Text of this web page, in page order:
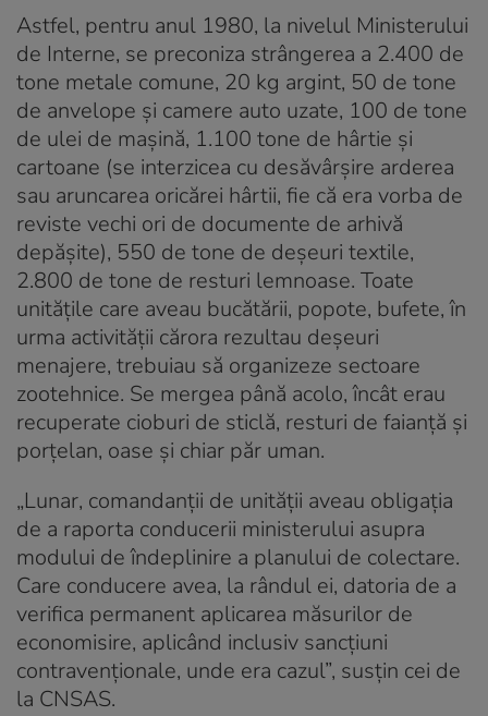
Astfel, pentru anul 1980, la nivelul Ministerului
de Interne, se preconiza strângerea a 2.400 de
tone metale comune, 20 kg argint, 50 de tone
de anvelope şi camere auto uzate, 100 de tone
de ulei de maşină, 1.100 tone de hârtie şi
cartoane (se interzicea cu desăvârşire arderea
sau aruncarea oricărei hârtii, fie că era vorba de
reviste vechi ori de documente de arhivă
depăşite), 550 de tone de deşeuri textile,
2.800 de tone de resturi lemnoase. Toate
unităţile care aveau bucătării, popote, bufete, în
urma activităţii cărora rezultau deşeuri
menajere, trebuiau să organizeze sectoare
zootehnice. Se mergea până acolo, încât erau
recuperate cioburi de sticlă, resturi de faianţă şi
porţelan, oase şi chiar păr uman.
„Lunar, comandanţii de unităţii aveau obligaţia
de a raporta conducerii ministerului asupra
modului de îndeplinire a planului de colectare.
Care conducere avea, la rândul ei, datoria de a
verifica permanent aplicarea măsurilor de
economisire, aplicând inclusiv sancţiuni
contravenţionale, unde era cazul”, susțin cei de
la CNSAS.